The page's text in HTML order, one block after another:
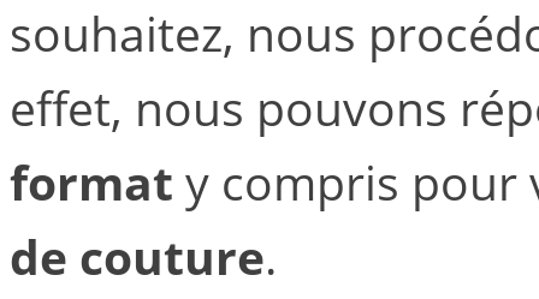
souhaitez, nous
effet, nous pouvons
format y compris pour
de couture.